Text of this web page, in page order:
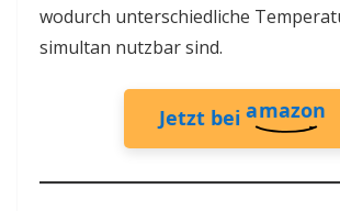
wodurch unterschiedliche
simultan nutzbar sind.
Jetzt bei amazon